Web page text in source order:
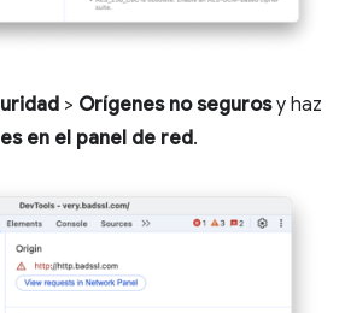
> Orígenes no segurosy haz
en el panel de red.